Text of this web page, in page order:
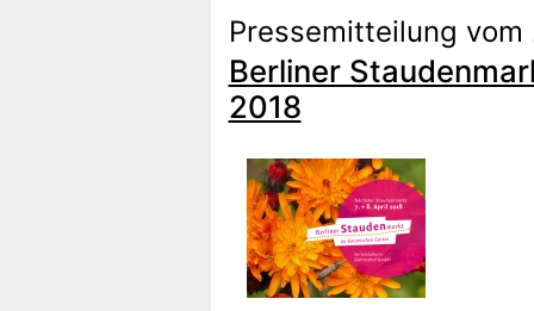
Pressemitteilung vom
Berliner
2018